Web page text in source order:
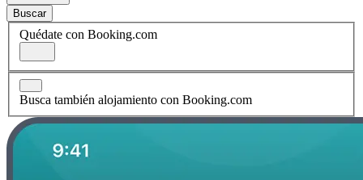
Buscar
Quédate con Booking.com
Busca también alojamiento con Booking.com